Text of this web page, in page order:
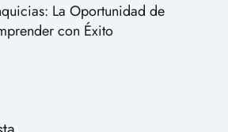
La Oportunidad de
con Éxito